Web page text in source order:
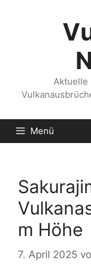
Aktuelle
Menü
m Höhe
7. April 2025